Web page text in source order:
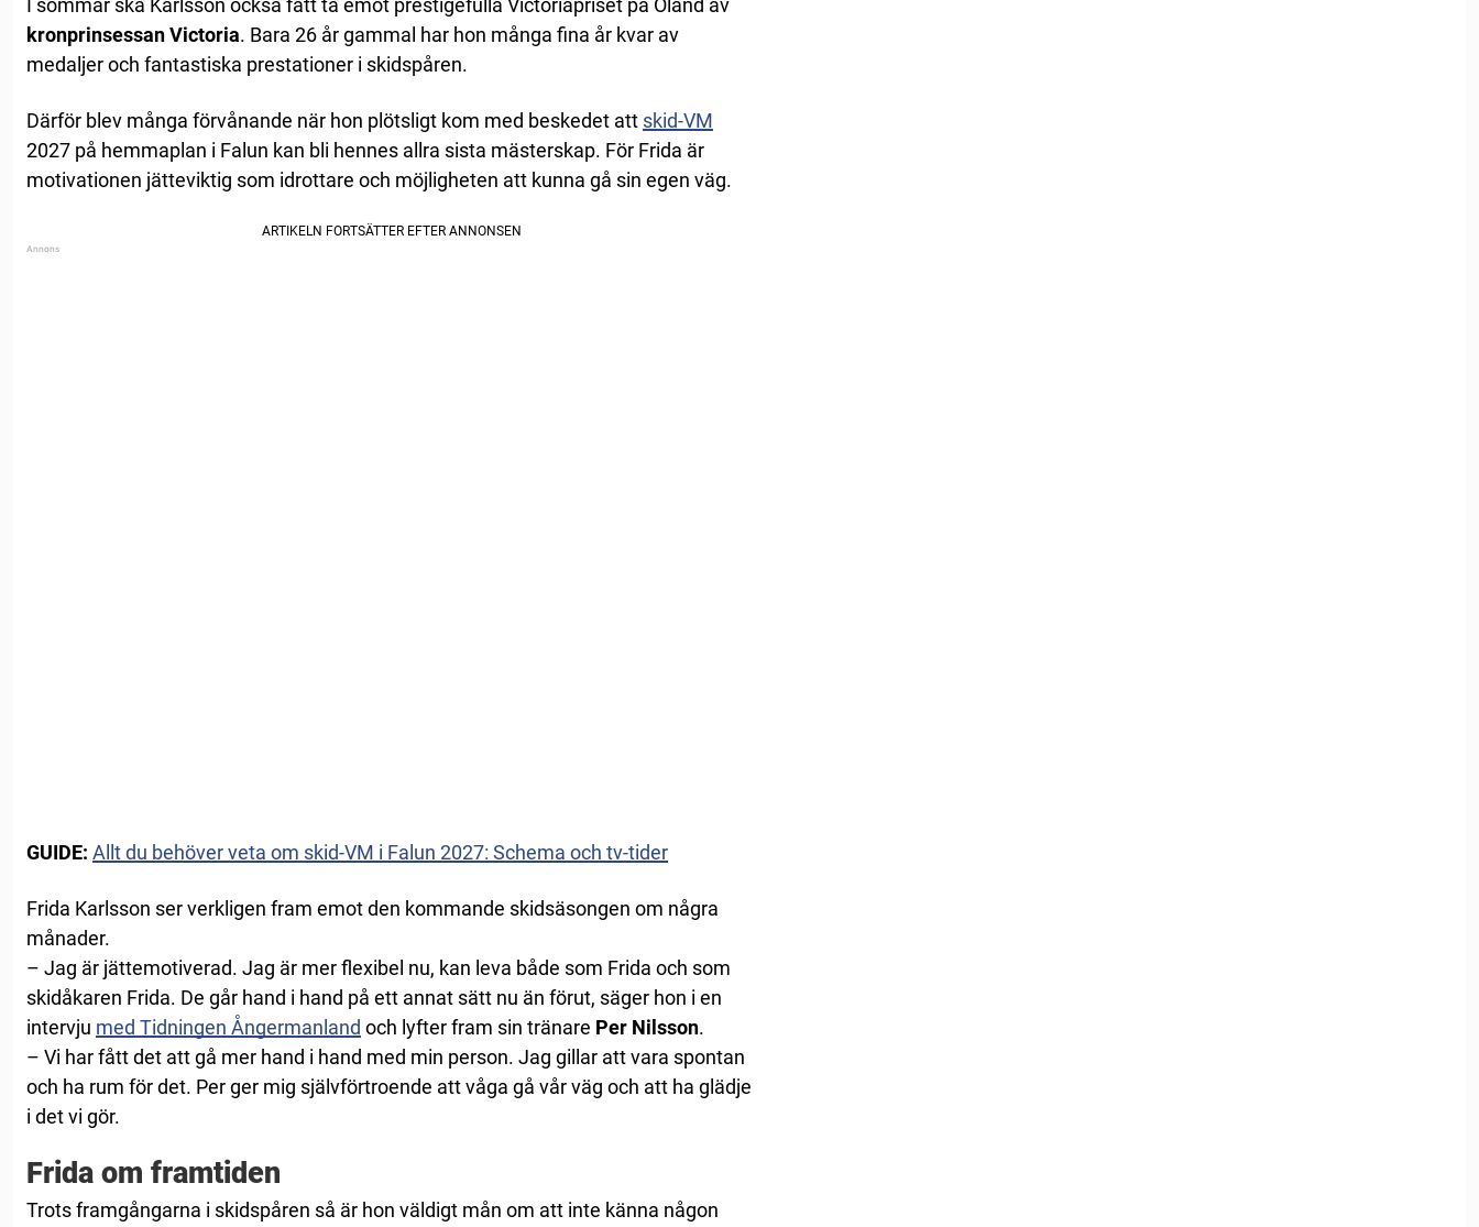
I sommar ska Karlsson också fått ta emot prestigefulla Victoriapriset på Öland av
kronprinsessan Victoria. Bara 26 år gammal har hon många fina år kvar av
medaljer och fantastiska prestationer i skidspåren.
Därför blev många förvånande när hon plötsligt kom med beskedet att skid-VM
2027 på hemmaplan i Falun kan bli hennes allra sista mästerskap. För Frida är
motivationen jätteviktig som idrottare och möjligheten att kunna gå sin egen väg.
GUIDE: Allt du behöver veta om skid-VM i Falun 2027: Schema och tv-tider
Frida Karlsson ser verkligen fram emot den kommande skidsäsongen om några
månader.
– Jag är jättemotiverad. Jag är mer flexibel nu, kan leva både som Frida och som
skidåkaren Frida. De går hand i hand på ett annat sätt nu än förut, säger hon i en
intervju med Tidningen Ångermanland och lyfter fram sin tränare Per Nilsson.
– Vi har fått det att gå mer hand i hand med min person. Jag gillar att vara spontan
och ha rum för det. Per ger mig självförtroende att våga gå vår väg och att ha glädje
i det vi gör.
Frida om framtiden
Trots framgångarna i skidspåren så är hon väldigt mån om att inte känna någon